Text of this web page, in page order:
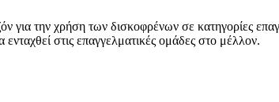
για την χρήση των δισκοφρένων σε κατηγορίες
στις επαγγελματικές ομάδες στο μέλλον.